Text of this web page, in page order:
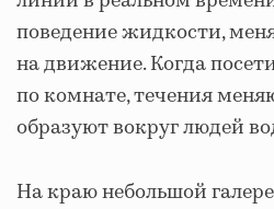
поведение жидкости,
на движение. Когда
по комнате, течения
образуют вокруг людей
На краю небольшой